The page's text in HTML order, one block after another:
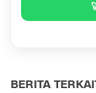
BERITA